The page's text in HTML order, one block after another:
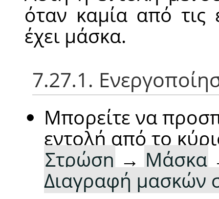
όταν καμία από τις
έχει μάσκα.
7.27.1.
Μπορείτε να
εντολή από το
Στρώση → Μάσκα
Διαγραφή μασκών